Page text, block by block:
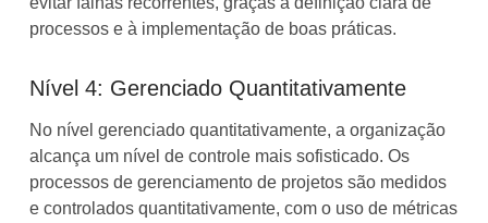
processos e à implementação de boas práticas.
Nível 4: Gerenciado Quantitativamente
No nível gerenciado quantitativamente, a organização
alcança um nível de controle mais sofisticado. Os
processos de gerenciamento de projetos são medidos
e controlados quantitativamente, com o uso de métricas